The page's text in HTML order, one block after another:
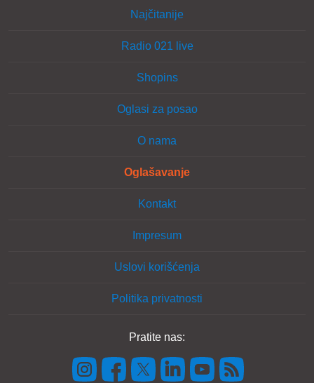
Najčitanije
Radio 021 live
Shopins
Oglasi za posao
O nama
Oglašavanje
Kontakt
Impresum
Uslovi korišćenja
Politika privatnosti
Pratite nas: